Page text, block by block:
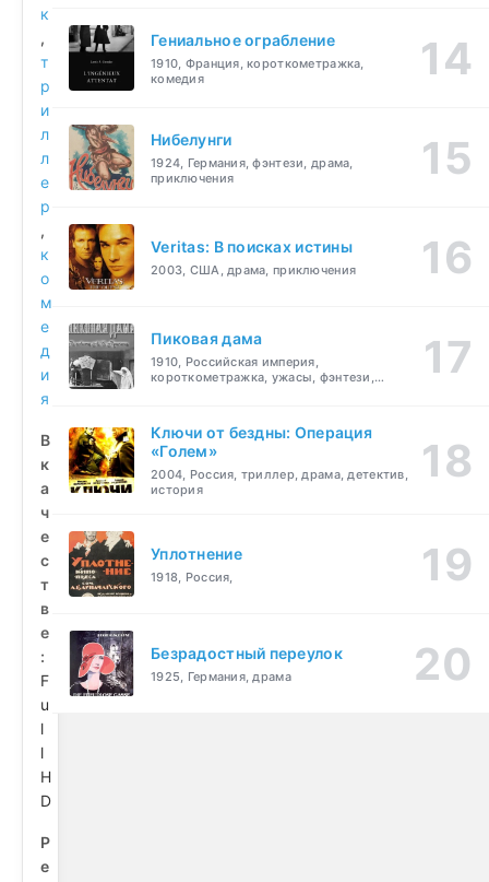
к
,
т
р
и
л
л
е
р
,
к
о
м
е
д
и
я
В
к
а
ч
е
с
т
в
е
:
F
u
l
l
H
D
Р
е
Гениальное ограбление
1910, Франция, короткометражка,
комедия
Нибелунги
1924, Германия, фэнтези, драма,
приключения
Veritas: В поисках истины
2003, США, драма, приключения
Пиковая дама
1910, Российская империя,
короткометражка, ужасы, фэнтези,
Ключи от бездны: Операция
«Голем»
2004, Россия, триллер, драма, детектив,
история
Уплотнение
1918, Россия,
Безрадостный переулок
1925, Германия, драма